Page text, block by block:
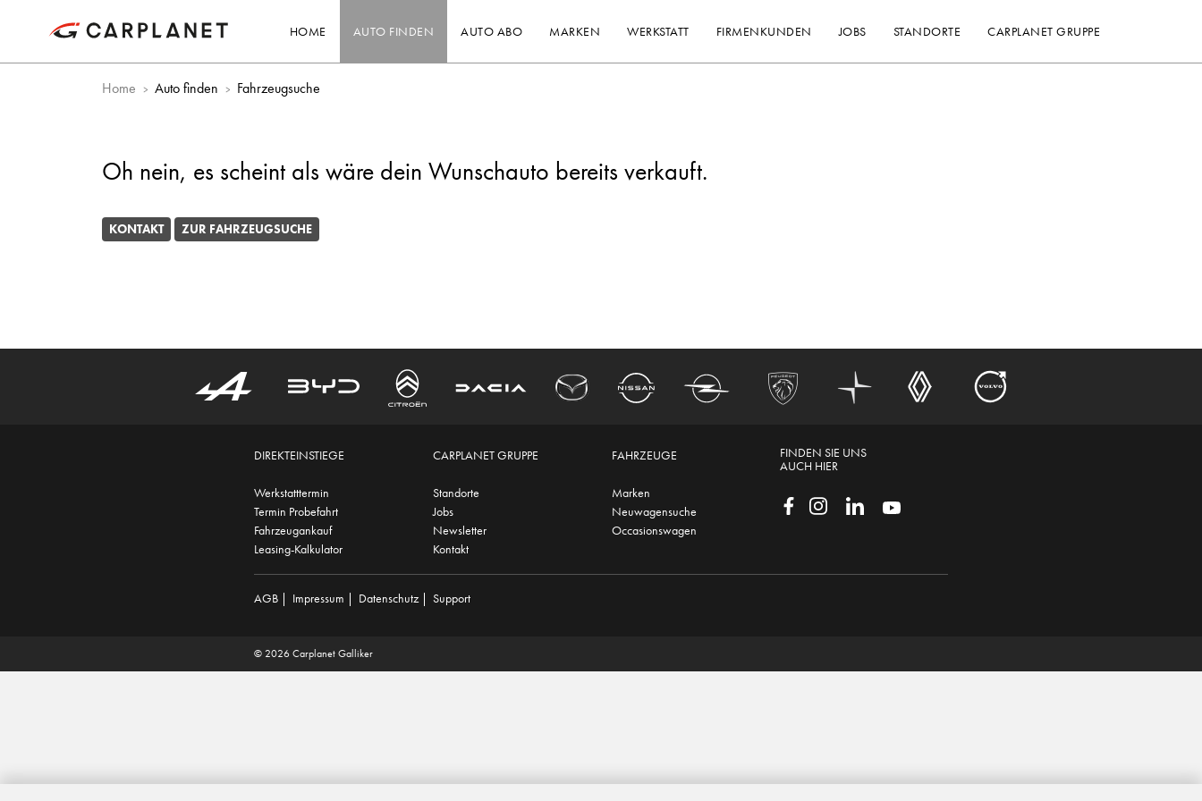
HOME AUTO FINDEN AUTO ABO MARKEN WERKSTATT FIRMENKUNDEN JOBS STANDORTE CARPLANET GRUPPE
Home Auto finden Fahrzeugsuche
Oh nein, es scheint als wäre dein Wunschauto bereits verkauft.
KONTAKT ZUR FAHRZEUGSUCHE
DIREKTEINSTIEGE
Werkstatttermin
Termin Probefahrt
Fahrzeugankauf
Leasing-Kalkulator
CARPLANET GRUPPE
Standorte
Jobs
Newsletter
Kontakt
FAHRZEUGE
Marken
Neuwagensuche
Occasionswagen
FINDEN SIE UNS
AUCH HIER
AGB | Impressum | Datenschutz| Support
© 2026 Carplanet Galliker